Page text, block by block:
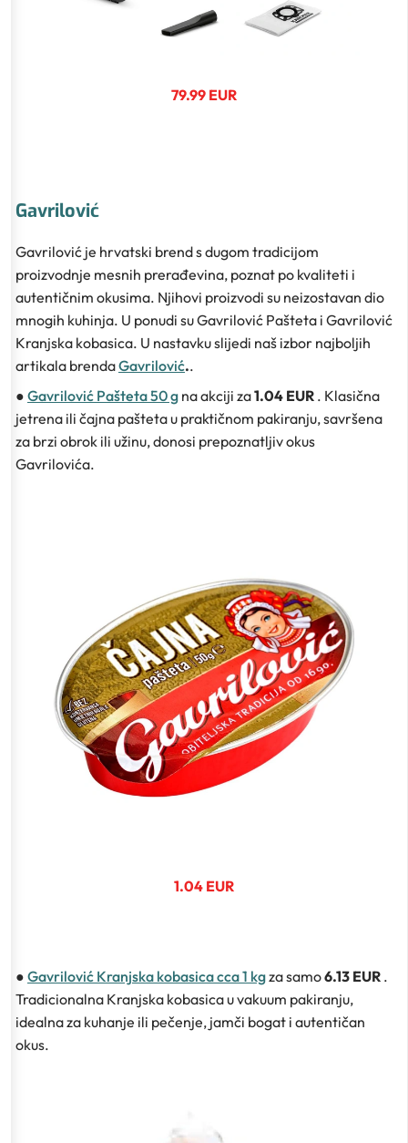
79.99 EUR
Gavrilović
Gavrilović je hrvatski brend s dugom tradicijom
proizvodnje mesnih prerađevina, poznat po kvaliteti i
autentičnim okusima. Njihovi proizvodi su neizostavan dio
mnogih kuhinja. U ponudi su Gavrilović Pašteta i Gavrilović
Kranjska kobasica. U nastavku slijedi naš izbor najboljih
artikala brendaGavrilović..
● Gavrilović Pašteta 50 g na akciji za1.04 EUR . Klasična
jetrena ili čajna pašteta u praktičnom pakiranju, savršena
za brzi obrok ili užinu, donosi prepoznatljiv okus
Gavrilovića.
1.04 EUR
● Gavrilović Kranjska kobasica cca 1 kgza samo6.13 EUR .
Tradicionalna Kranjska kobasica u vakuum pakiranju,
idealna za kuhanje ili pečenje, jamči bogat i autentičan
okus.